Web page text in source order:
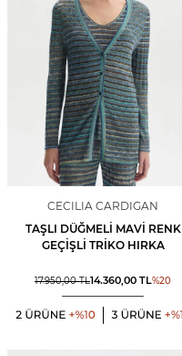
CECILIA CARDIGAN
TAŞLI DÜĞMELI MAVI RENK
GEÇIŞLI TRIKO HIRKA
17.950,00TL14.360,00 TL%20